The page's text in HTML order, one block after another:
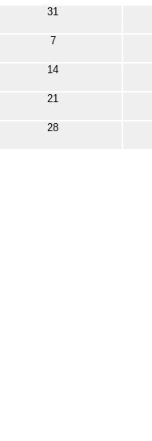
0
31
0
7
014
0
21
0
28